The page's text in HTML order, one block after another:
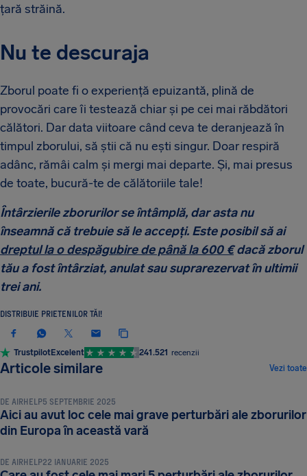
țară străină.
Nu te descuraja
Zborul poate fi o experiență epuizantă, plină de
provocări care îi testează chiar și pe cei mai răbdători
călători. Dar data viitoare când ceva te deranjează în
timpul zborului, să știi că nu ești singur. Doar respiră
adânc, rămâi calm și mergi mai departe. Și, mai presus
de toate, bucură-te de călătoriile tale!
Întârzierile zborurilor se întâmplă, dar asta nu
înseamnă că trebuie să le accepți. Este posibil să ai
dreptul la o despăgubire de până la 600 €dacă zborul
tău a fost întârziat, anulat sau suprarezervat în ultimii
trei ani.
DISTRIBUIE PRIETENILOR TĂI!
TrustpilotExcelent 241.521 recenzii
Articole similare Vezi toate
ȘTIRI ȘI NOUTĂȚI
DE AIRHELP5 SEPTEMBRIE 2025
Aici au avut loc cele mai grave perturbări ale zborurilor
din Europa în această vară
DE AIRHELP22 IANUARIE 2025